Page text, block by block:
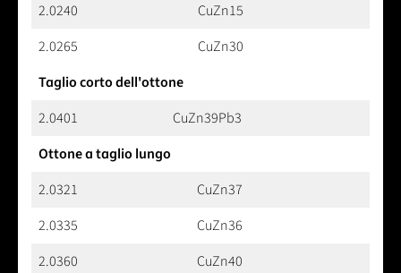
2.0240
CuZn15
2.0265
CuZn30
Taglio corto dell'ottone
2.0401
CuZn39Pb3
Ottone a taglio lungo
2.0321
CuZn37
2.0335
CuZn36
2.0360
CuZn40